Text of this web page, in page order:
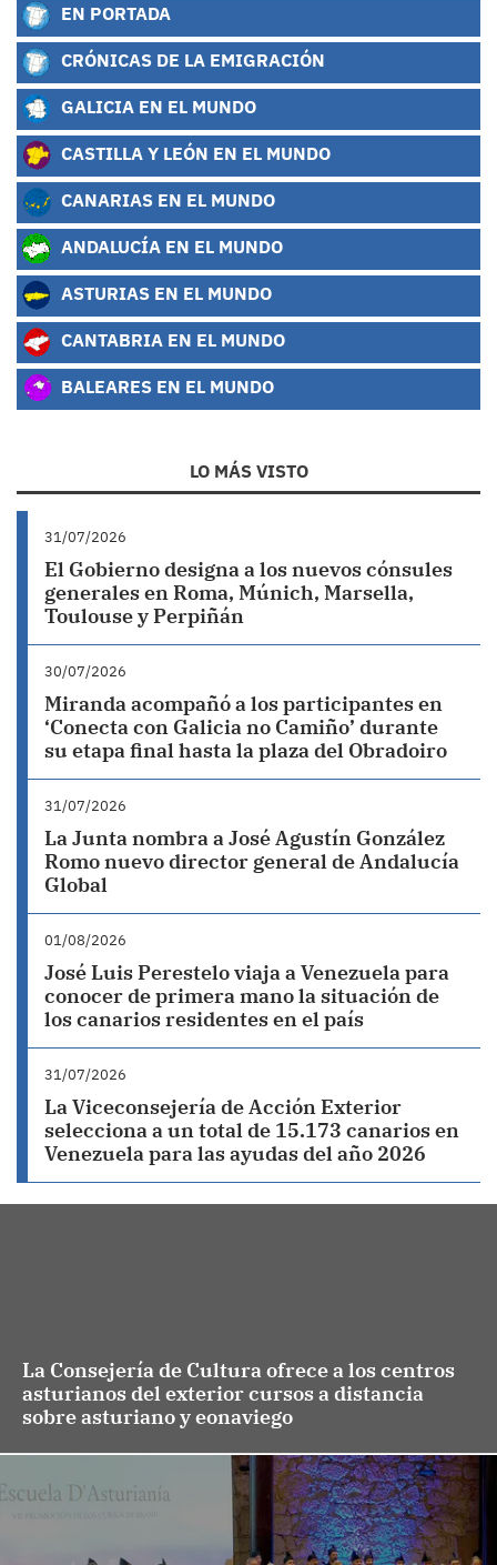
EN PORTADA
CRÓNICAS DE LA EMIGRACIÓN
GALICIA EN EL MUNDO
CASTILLA Y LEÓN EN EL MUNDO
CANARIAS EN EL MUNDO
ANDALUCÍA EN EL MUNDO
ASTURIAS EN EL MUNDO
CANTABRIA EN EL MUNDO
BALEARES EN EL MUNDO
LO MÁS VISTO
31/07/2026
El Gobierno designa a los nuevos cónsules
generales en Roma, Múnich, Marsella,
Toulouse y Perpiñán
30/07/2026
Miranda acompañó a los participantes en
‘Conecta con Galicia no Camiño’ durante
su etapa final hasta la plaza del Obradoiro
31/07/2026
La Junta nombra a José Agustín González
Romo nuevo director general de Andalucía
Global
01/08/2026
José Luis Perestelo viaja a Venezuela para
conocer de primera mano la situación de
los canarios residentes en el país
31/07/2026
La Viceconsejería de Acción Exterior
selecciona a un total de 15.173 canarios en
Venezuela para las ayudas del año 2026
La Consejería de Cultura ofrece a los centros
asturianos del exterior cursos a distancia
sobre asturiano y eonaviego